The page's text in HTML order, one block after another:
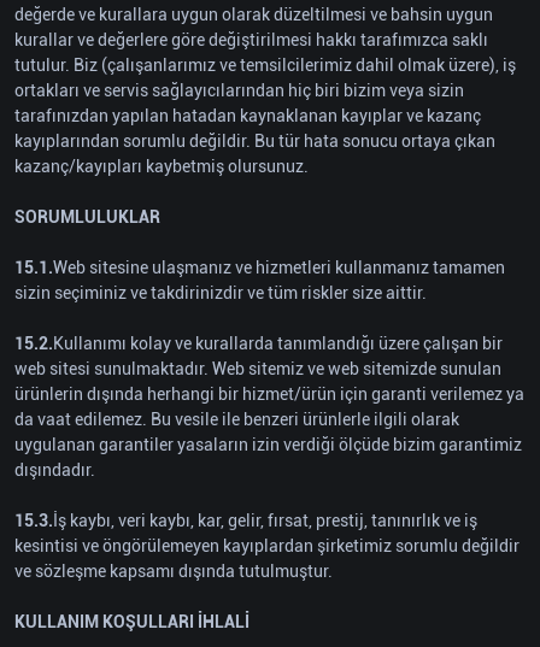
değerde ve kurallara uygun olarak düzeltilmesi ve bahsin uygun
kurallar ve değerlere göre değiştirilmesi hakkı tarafımızca saklı
tutulur. Biz (çalışanlarımız ve temsilcilerimiz dahil olmak üzere), iş
ortakları ve servis sağlayıcılarından hiç biri bizim veya sizin
tarafınızdan yapılan hatadan kaynaklanan kayıplar ve kazanç
kayıplarından sorumlu değildir. Bu tür hata sonucu ortaya çıkan
kazanç/kayıpları kaybetmiş olursunuz.
SORUMLULUKLAR
15.1.Web sitesine ulaşmanız ve hizmetleri kullanmanız tamamen
sizin seçiminiz ve takdirinizdir ve tüm riskler size aittir.
15.2.Kullanımı kolay ve kurallarda tanımlandığı üzere çalışan bir
web sitesi sunulmaktadır. Web sitemiz ve web sitemizde sunulan
ürünlerin dışında herhangi bir hizmet/ürün için garanti verilemez ya
da vaat edilemez. Bu vesile ile benzeri ürünlerle ilgili olarak
uygulanan garantiler yasaların izin verdiği ölçüde bizim garantimiz
dışındadır.
15.3. İş kaybı, veri kaybı, kar, gelir, fırsat, prestij, tanınırlık ve iş
kesintisi ve öngörülemeyen kayıplardan şirketimiz sorumlu değildir
ve sözleşme kapsamı dışında tutulmuştur.
KULLANIM KOŞULLARI İHLALİ